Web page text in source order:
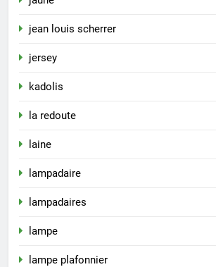
jean louis scherrer
jersey
kadolis
la redoute
laine
lampadaire
lampadaires
lampe
lampe plafonnier